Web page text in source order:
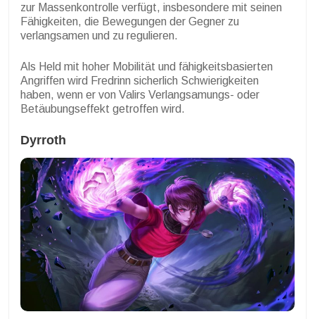
zur Massenkontrolle verfügt, insbesondere mit seinen
Fähigkeiten, die Bewegungen der Gegner zu
verlangsamen und zu regulieren.
Als Held mit hoher Mobilität und fähigkeitsbasierten
Angriffen wird Fredrinn sicherlich Schwierigkeiten
haben, wenn er von Valirs Verlangsamungs- oder
Betäubungseffekt getroffen wird.
Dyrroth